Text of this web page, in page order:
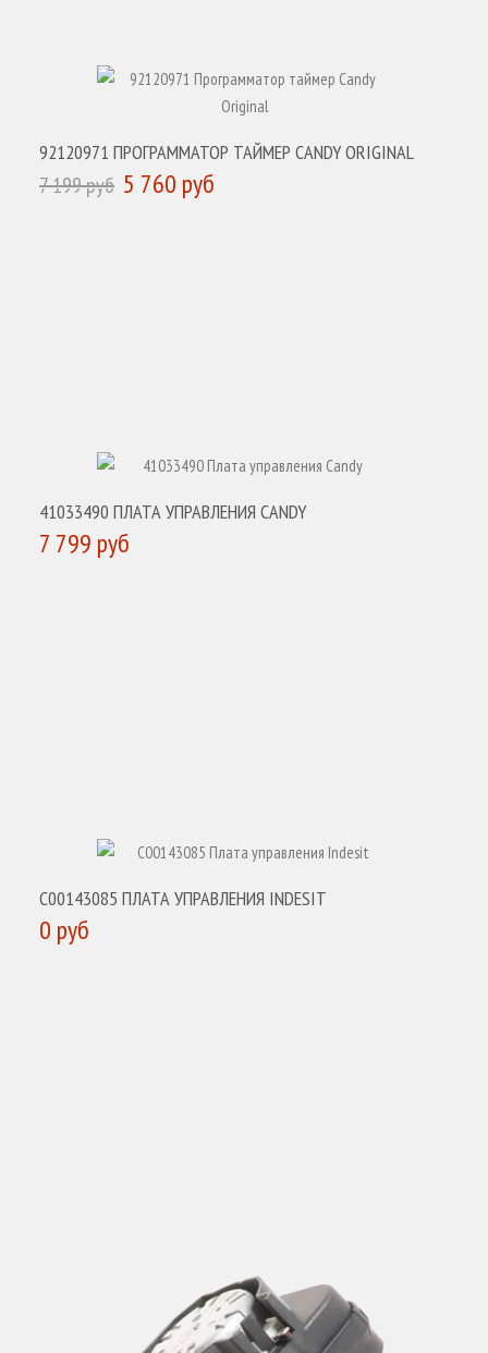
92120971 ПРОГРАММАТОР ТАЙМЕР CANDY ORIGINAL
7 199 руб 5 760 руб
41033490 ПЛАТА УПРАВЛЕНИЯ CANDY
7 799 руб
C00143085 ПЛАТА УПРАВЛЕНИЯ INDESIT
0 руб